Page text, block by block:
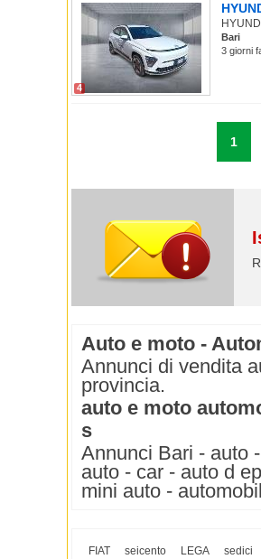
4
Bari
3 giorni
1
Auto e moto -
Annunci di vendita
provincia.
auto e moto
s
Annunci Bari - auto
auto - car - auto d
mini auto -
FIAT seicento LEGA
sedici